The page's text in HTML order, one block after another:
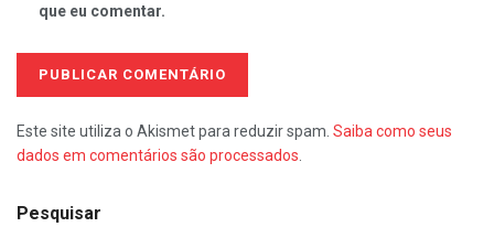
que eu comentar.
Este site utiliza o Akismet para reduzir spam. Saiba como seus
dados em comentários são processados
Pesquisar